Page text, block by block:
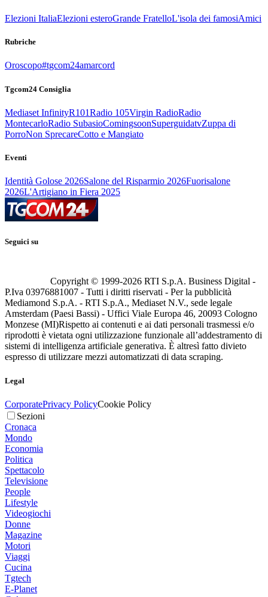
Elezioni ItaliaElezioni esteroGrande FratelloL'isola dei famosiAmici
Rubriche
Oroscopo#tgcom24amarcord
Tgcom24 Consiglia
Mediaset InfinityR101Radio 105Virgin RadioRadio
MontecarloRadio SubasioComingsoonSuperguidatvZuppa di
PorroNon SprecareCotto e Mangiato
Eventi
Identità Golose 2026Salone del Risparmio 2026Fuorisalone
2026L'Artigiano in Fiera 2025
Seguici su
Copyright © 1999-2026 RTI S.p.A. Business Digital -
P.Iva 03976881007 - Tutti i diritti riservati - Per la pubblicità
Mediamond S.p.A. - RTI S.p.A., Mediaset N.V., sede legale
Amsterdam (Paesi Bassi) - Uffici Viale Europa 46, 20093 Cologno
Monzese (MI)Rispetto ai contenuti e ai dati personali trasmessi e/o
riprodotti è vietata ogni utilizzazione funzionale all’addestramento di
sistemi di intelligenza artificiale generativa. È altresì fatto divieto
espresso di utilizzare mezzi automatizzati di data scraping.
Legal
CorporatePrivacy PolicyCookie Policy
Sezioni
Cronaca
Mondo
Economia
Politica
Spettacolo
Televisione
People
Lifestyle
Videogiochi
Donne
Magazine
Motori
Viaggi
Cucina
Tgtech
E-Planet